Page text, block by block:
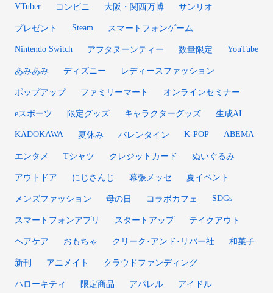
VTuber コンビニ 大阪・関西万博 サンリオ
プレゼント Steam スマートフォンゲーム
Nintendo Switch アフタヌーンティー 数量限定 YouTube
あみあみ ディズニー レディースファッション
ポップアップ ファミリーマート オンラインセミナー
eスポーツ 限定グッズ キャラクターグッズ 生成AI
KADOKAWA 夏休み バレンタイン K-POP ABEMA
エンタメ Tシャツ クレジットカード ぬいぐるみ
アウトドア にじさんじ 幕張メッセ 夏イベント
メンズファッション 母の日 コラボカフェ SDGs
スマートフォンアプリ スタートアップ テイクアウト
ヘアケア おもちゃ クリーク･アンド･リバー社 和菓子
新刊 アニメイト クラウドファンディング
ハローキティ 限定商品 アパレル アイドル